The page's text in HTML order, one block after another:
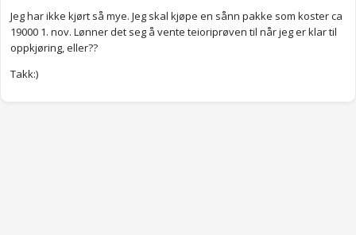
Jeg har ikke kjørt så mye. Jeg skal kjøpe en sånn pakke som koster ca
19000 1. nov. Lønner det seg å vente teioriprøven til når jeg er klar til
oppkjøring, eller??
Takk:)